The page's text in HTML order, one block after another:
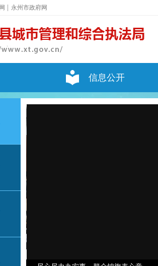
永州市政府网
信息公开